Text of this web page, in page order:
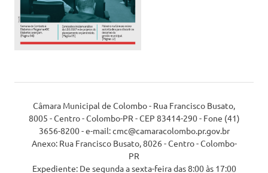
Câmara Municipal de Colombo - Rua Francisco Busato,
8005 - Centro - Colombo-PR - CEP 83414-290 - Fone (41)
3656-8200 - e-mail: cmc@camaracolombo.pr.gov.br
Anexo: Rua Francisco Busato, 8026 - Centro - Colombo-
PR
Expediente: De segunda a sexta-feira das 8:00 às 17:00